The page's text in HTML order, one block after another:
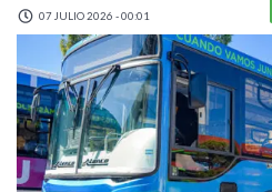
07 JULIO 2026 - 00:01